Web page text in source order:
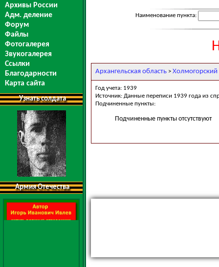
Архивы России
Адм. деление
Форум
Файлы
Фотогалерея
Звукогалерея
Ссылки
Благодарности
Карта сайта
Узнать солдата
Армия Отечества
Наименование пункта:
Архангельская область > Холмогорский
Год учета: 1939
Источник: Данные переписи 1939 года из
Подчиненные пункты:
Подчиненные пункты отсутствуют